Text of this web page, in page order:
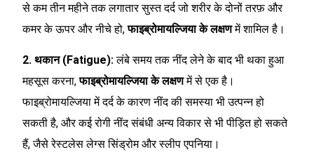
से कम तीन महीने तक लगातार सुस्त दर्द जो शरीर के दोनों तरफ़ और
कमर के ऊपर और नीचे हो,फाइब्रोमायल्जिया के लक्षणमें शामिल है।
2. थकान (Fatigue):लंबे समय तक नींद लेने के बाद भी थका हुआ
महसूस करना,फाइब्रोमायल्जिया के लक्षणमें से एक है।
फाइब्रोमायल्जिया में दर्द के कारण नींद की समस्या भी उत्पन्न हो
सकती है, और कई रोगी नींद संबंधी अन्य विकार से भी पीड़ित हो सकते
हैं, जैसे रेस्टलेस लेग्स सिंड्रोम और स्लीप एपनिया।